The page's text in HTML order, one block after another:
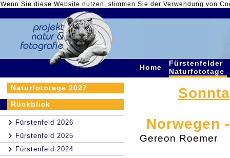
Wenn Sie diese Website nutzen, stimmen Sie der Verwendung von
Home
Fürstenfelder
Naturfototage
Naturfototage 2027
Rückblick
Fürstenfeld 2026
Fürstenfeld 2025
Fürstenfeld 2024
Norwegen
Gereon Roemer